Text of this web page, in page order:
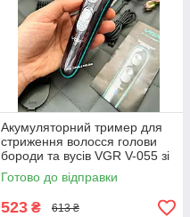
Акумуляторний тример для
стриження волосся голови
бороди та вусів VGR V-055 зі
змінними насадками
Готово до відправки
523 ₴ 613 ₴